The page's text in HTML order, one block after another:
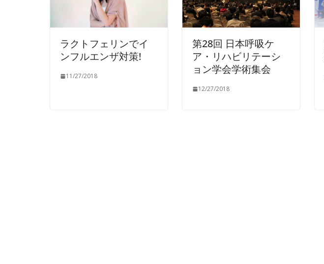
ラクトフェリンでイ
ンフルエンザ対策!
11/27/2018
第28回 日本呼吸ケ
ア・リハビリテーシ
ョン学会学術集会
12/27/2018